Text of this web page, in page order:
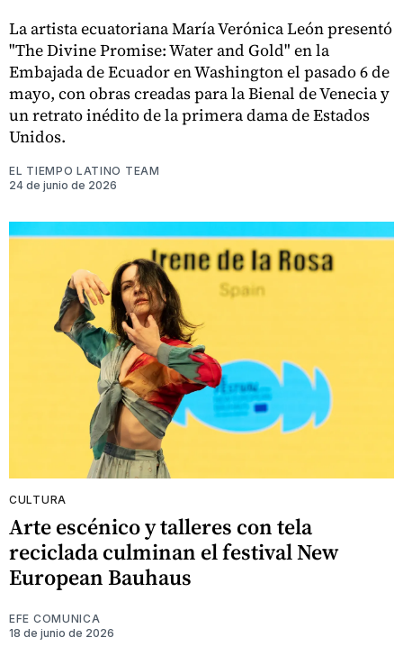
La artista ecuatoriana María Verónica León presentó
"The Divine Promise: Water and Gold" en la
Embajada de Ecuador en Washington el pasado 6 de
mayo, con obras creadas para la Bienal de Venecia y
un retrato inédito de la primera dama de Estados
Unidos.
EL TIEMPO LATINO TEAM
24 de junio de 2026
CULTURA
Arte escénico y talleres con tela
reciclada culminan el festival New
European Bauhaus
EFE COMUNICA
18 de junio de 2026